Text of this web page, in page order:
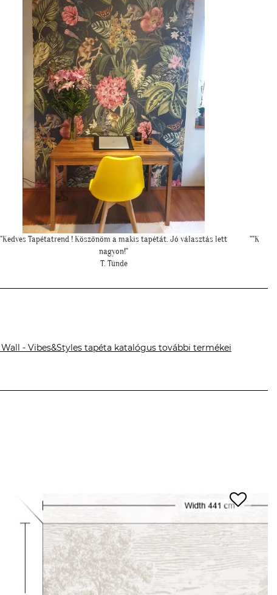
""Kicsit féltünk előtte, hogy nem lesz-e sok ekkora falfelületen a
tapéta, de a végeredmény nagyon szép lett.""
S. Andrea
Wall - Vibes&Styles tapéta katalógus további termékei